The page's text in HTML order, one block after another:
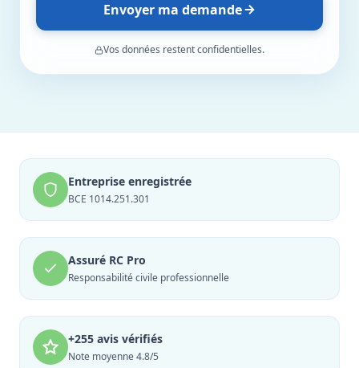
Envoyer ma demande
Vos données restent confidentielles.
Entreprise enregistrée
BCE 1014.251.301
Assuré RC Pro
Responsabilité civile professionnelle
+255 avis vérifiés
Note moyenne 4.8/5